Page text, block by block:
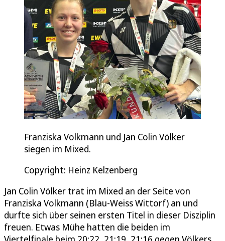
Franziska Volkmann und Jan Colin Völker
siegen im Mixed.
Copyright: Heinz Kelzenberg
Jan Colin Völker trat im Mixed an der Seite von
Franziska Volkmann (Blau-Weiss Wittorf) an und
durfte sich über seinen ersten Titel in dieser Disziplin
freuen. Etwas Mühe hatten die beiden im